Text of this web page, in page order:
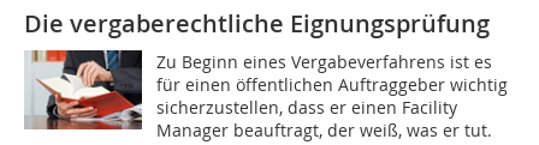
Die vergaberechtliche Eignungsprüfung
Zu Beginn eines Vergabeverfahrens ist es
für einen öffentlichen Auftraggeber wichtig
sicherzustellen, dass er einen Facility
Manager beauftragt, der weiß, was er tut.